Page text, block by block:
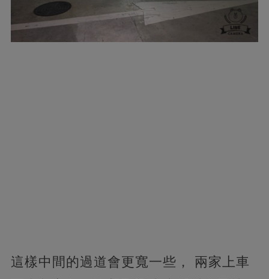
這樣中間的過道會更寬一些， 兩家上車